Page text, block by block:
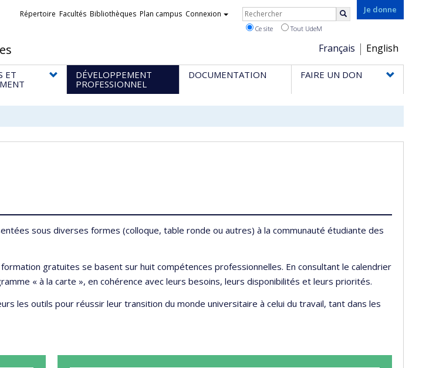
Je donne
Choix
de
la
Français English
Liens
Répertoire Facultés Bibliothèques Plan campus Connexion Rechercher
Ce site Tout UdeM
ET
DÉVELOPPEMENT
PROFESSIONNEL
DOCUMENTATION FAIRE UN DON
sous diverses formes (colloque, table ronde ou autres) à la communauté étudiante des
gratuites se basent sur huit compétences professionnelles. En consultant le calendrier
« à la carte », en cohérence avec leurs besoins, leurs disponibilités et leurs priorités.
les outils pour réussir leur transition du monde universitaire à celui du travail, tant dans les